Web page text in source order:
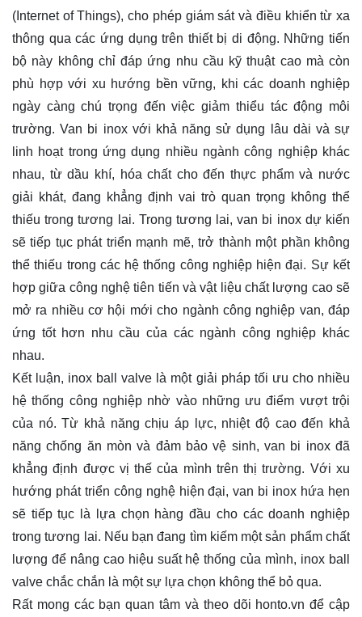
(Internet of Things), cho phép giám sát và điều khiển từ xa
thông qua các ứng dụng trên thiết bị di động. Những tiến
bộ này không chỉ đáp ứng nhu cầu kỹ thuật cao mà còn
phù hợp với xu hướng bền vững, khi các doanh nghiệp
ngày càng chú trọng đến việc giảm thiểu tác động môi
trường. Van bi inox với khả năng sử dụng lâu dài và sự
linh hoạt trong ứng dụng nhiều ngành công nghiệp khác
nhau, từ dầu khí, hóa chất cho đến thực phẩm và nước
giải khát, đang khẳng định vai trò quan trọng không thể
thiếu trong tương lai. Trong tương lai, van bi inox dự kiến
sẽ tiếp tục phát triển mạnh mẽ, trở thành một phần không
thể thiếu trong các hệ thống công nghiệp hiện đại. Sự kết
hợp giữa công nghệ tiên tiến và vật liệu chất lượng cao sẽ
mở ra nhiều cơ hội mới cho ngành công nghiệp van, đáp
ứng tốt hơn nhu cầu của các ngành công nghiệp khác
nhau.
Kết luận, inox ball valve là một giải pháp tối ưu cho nhiều
hệ thống công nghiệp nhờ vào những ưu điểm vượt trội
của nó. Từ khả năng chịu áp lực, nhiệt độ cao đến khả
năng chống ăn mòn và đảm bảo vệ sinh, van bi inox đã
khẳng định được vị thế của mình trên thị trường. Với xu
hướng phát triển công nghệ hiện đại, van bi inox hứa hẹn
sẽ tiếp tục là lựa chọn hàng đầu cho các doanh nghiệp
trong tương lai. Nếu bạn đang tìm kiếm một sản phẩm chất
lượng để nâng cao hiệu suất hệ thống của mình, inox ball
valve chắc chắn là một sự lựa chọn không thể bỏ qua.
Rất mong các bạn quan tâm và theo dõi honto.vn để cập